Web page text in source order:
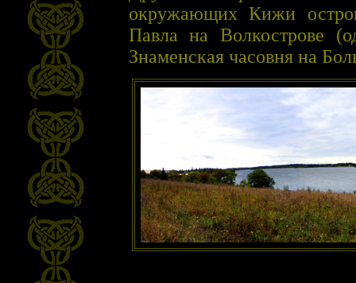
окружающих Кижи
Павла на Волкострове
Знаменская часовня на